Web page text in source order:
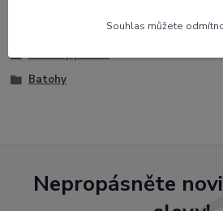
Zboží zařazeno v kategoriích
Batohy
Nepropásněte
Souhlas můžete